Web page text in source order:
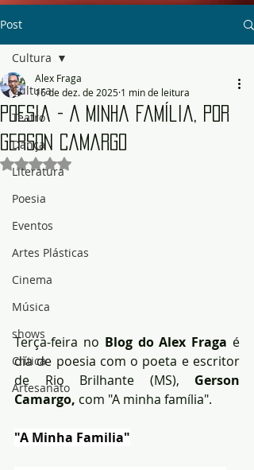
Post
Cultura
Teatro
Dança
Literatura
Poesia
Eventos
Artes Plásticas
Cinema
Música
shows
Crítica
Artesanato
Cultura
Poesia - A minha família, por
Gerson Camargo
Alex Fraga
16 de dez. de 2025 1 min de leitura
Avaliado com NaN de 5 estrelas.
Terça-feira no Blog do Alex Fraga é
dia de poesia com o poeta e escritor
de Rio Brilhante (MS), Gerson
Camargo, com "A minha família".
"A Minha Familia"